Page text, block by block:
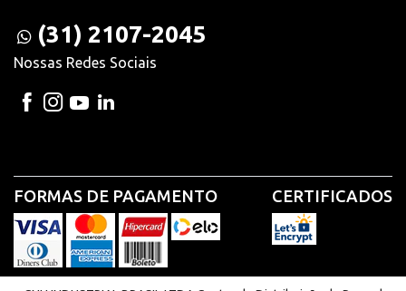
(31) 2107-2045
Nossas Redes Sociais
FORMAS DE PAGAMENTO CERTIFICADOS